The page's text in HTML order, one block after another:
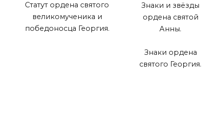
Статут ордена святого
великомученика и
победоносца Георгия.
Знаки и звёзды
ордена святой
Анны.
Знаки ордена
святого Георгия.